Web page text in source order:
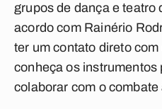
grupos de dança e teatro
acordo com Rainério
ter um contato direto
conheça os instrumentos
colaborar com o combate